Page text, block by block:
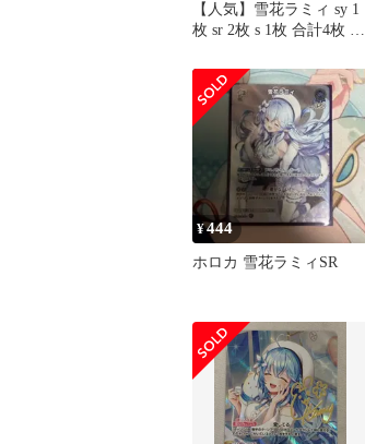
【人気】雪花ラミィ sy 1
枚 sr 2枚 s 1枚 合計4枚 ホ
¥444
ホロカ 雪花ラミィSR